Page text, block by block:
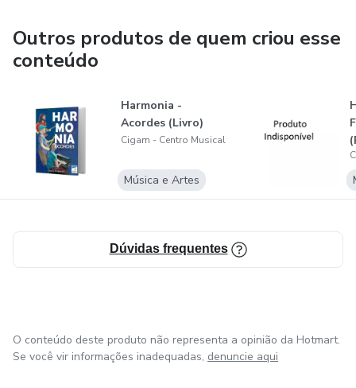
Outros produtos de quem criou esse
conteúdo
Harmonia -
Acordes (Livro)
Cigam - Centro Musical
Música e Artes
Dúvidas frequentes
O conteúdo deste produto não representa a opinião da Hotmart.
Se você vir informações inadequadas, denuncie aqui